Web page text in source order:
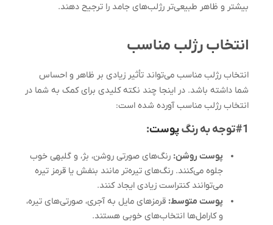
بیشتر و ظاهر طبیعی‌تر رژلب‌های جامد را ترجیح دهند.
انتخاب رژلب مناسب
انتخاب رژلب مناسب می‌تواند تأثیر زیادی بر ظاهر و احساس
شما داشته باشد. در اینجا چند نکته کلیدی برای کمک به شما در
انتخاب رژلب مناسب آورده شده است:
#1توجه به رنگ پوست:
پوست روشن: رنگ‌های صورتی روشن، بژ، و گلبهی خوب
جلوه می‌کنند. رنگ‌های تیره‌تر مانند بنفش یا قرمز تیره
می‌توانند کنتراست زیادی ایجاد کنند.
پوست متوسط: قرمزهای مایل به آجری، صورتی‌های تیره،
و کارامل‌ها انتخاب‌های خوبی هستند.